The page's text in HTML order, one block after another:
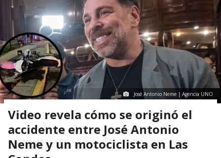
José Antonio Neme | Agencia UNO
Video revela cómo se originó el
accidente entre José Antonio
Neme y un motociclista en Las